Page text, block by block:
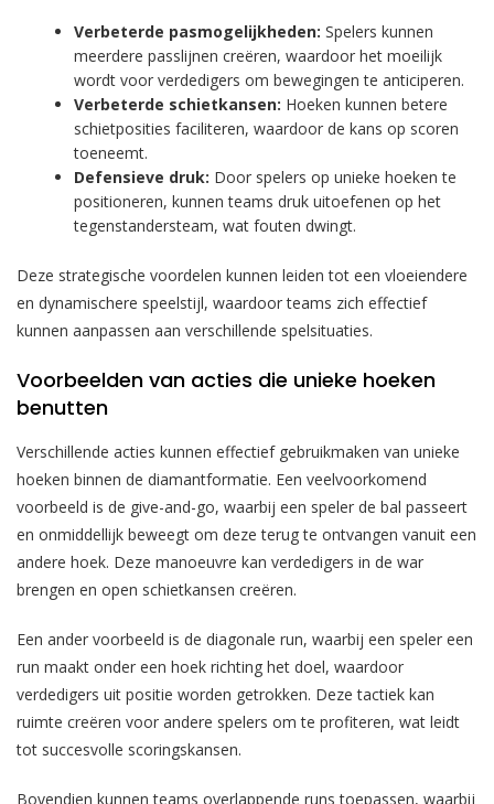
Verbeterde pasmogelijkheden: Spelers kunnen
meerdere passlijnen creëren, waardoor het moeilijk
wordt voor verdedigers om bewegingen te anticiperen.
Verbeterde schietkansen: Hoeken kunnen betere
schietposities faciliteren, waardoor de kans op scoren
toeneemt.
Defensieve druk: Door spelers op unieke hoeken te
positioneren, kunnen teams druk uitoefenen op het
tegenstandersteam, wat fouten dwingt.
Deze strategische voordelen kunnen leiden tot een vloeiendere
en dynamischere speelstijl, waardoor teams zich effectief
kunnen aanpassen aan verschillende spelsituaties.
Voorbeelden van acties die unieke hoeken
benutten
Verschillende acties kunnen effectief gebruikmaken van unieke
hoeken binnen de diamantformatie. Een veelvoorkomend
voorbeeld is de give-and-go, waarbij een speler de bal passeert
en onmiddellijk beweegt om deze terug te ontvangen vanuit een
andere hoek. Deze manoeuvre kan verdedigers in de war
brengen en open schietkansen creëren.
Een ander voorbeeld is de diagonale run, waarbij een speler een
run maakt onder een hoek richting het doel, waardoor
verdedigers uit positie worden getrokken. Deze tactiek kan
ruimte creëren voor andere spelers om te profiteren, wat leidt
tot succesvolle scoringskansen.
Bovendien kunnen teams overlappende runs toepassen, waarbij